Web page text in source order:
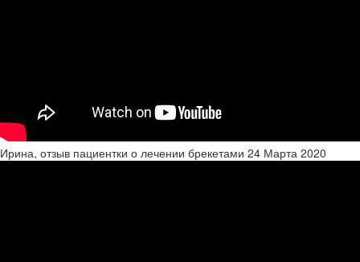
Ирина, отзыв пациентки о лечении брекетами 24 Марта 2020